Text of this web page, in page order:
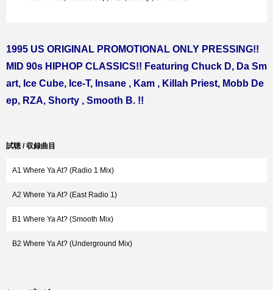
1995 US ORIGINAL PROMOTIONAL ONLY PRESSING!!
MID 90s HIPHOP CLASSICS!! Featuring Chuck D, Da Sm
art, Ice Cube, Ice-T, Insane , Kam , Killah Priest, Mobb De
ep, RZA, Shorty , Smooth B. !!
試聴 / 収録曲目
A1 Where Ya At? (Radio 1 Mix)
A2 Where Ya At? (East Radio 1)
B1 Where Ya At? (Smooth Mix)
B2 Where Ya At? (Underground Mix)